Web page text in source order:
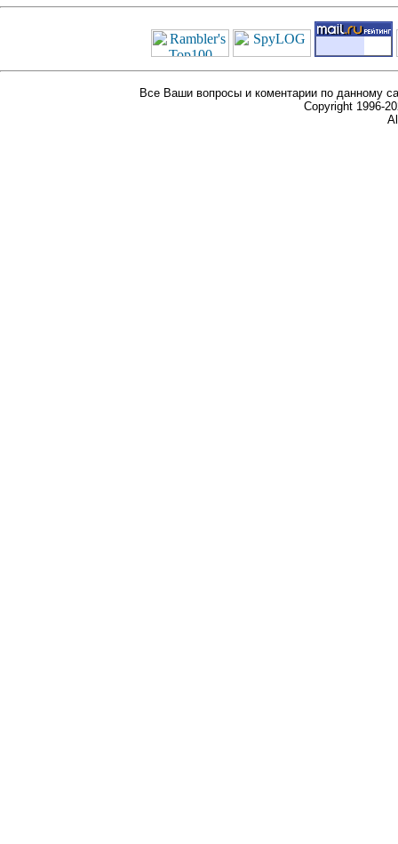
Все Ваши вопросы и коментарии по данному
Copyright 1996-